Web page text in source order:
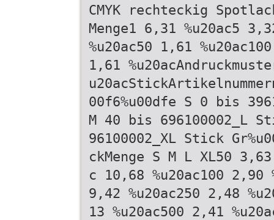
CMYK rechteckig
Menge1 6,31 %u20ac5
%u20ac50 1,61
1,61
00f6%u00dfe S 0 bis
M 40 bis 696100002_L
96100002_XL Stick
ckMenge S M L XL50
c 10,68 %u20ac100 2,90
9,42 %u20ac250 2,48
13 %u20ac500 2,41